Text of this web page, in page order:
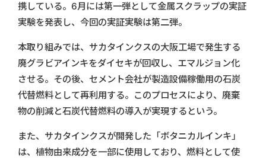
携している。6月には第一弾として金属スクラップの実証
実験を発表し、今回の実証実験は第二弾。
本取り組みでは、サカタインクスの大阪工場で発生する
廃グラビアインキをダイセキが回収し、エマルジョン化
させる。その後、セメント会社が製造設備稼働用の石炭
代替燃料として再利用する。このプロセスにより、廃棄
物の削減と石炭代替燃料の導入が実現するという。
また、サカタインクスが開発した「ボタニカルインキ」
は、植物由来成分を一部に使用しており、燃料として使